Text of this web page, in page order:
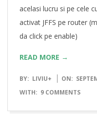
acelasi lucru si pe cele
activat JFFS pe router
da click pe enable)
READ MORE →
2015-
09-
BY: LIVIU+ ON:
WITH: 9 COMMENTS